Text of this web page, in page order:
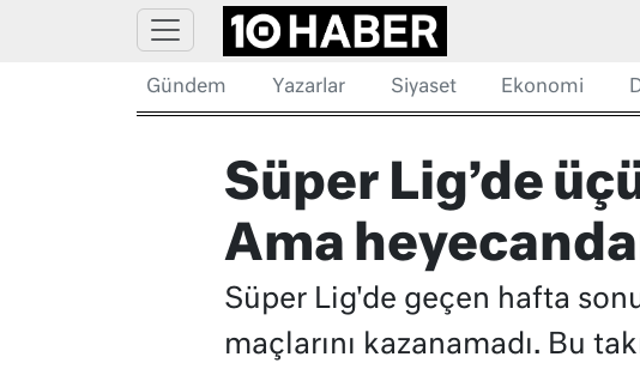
Gündem Yazarlar Siyaset Ekonomi
Süper Lig’de
Ama
Süper Lig'de geçen hafta
maçlarını kazanamadı. Bu